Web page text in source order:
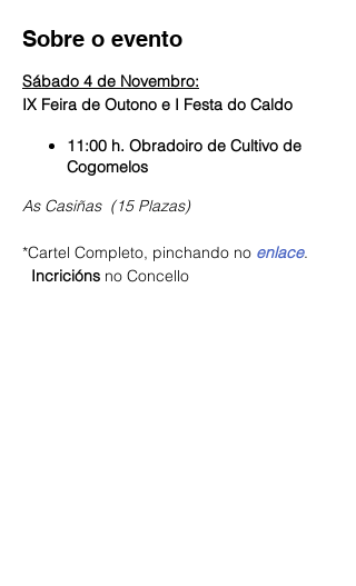
Sobre o evento
Sábado 4 de Novembro:
IX Feira de Outono e I Festa do Caldo
11:00 h. Obradoiro de Cultivo de
Cogomelos
As Casiñas (15 Plazas)
*Cartel Completo, pinchando no enlace.
Incricións no Concello